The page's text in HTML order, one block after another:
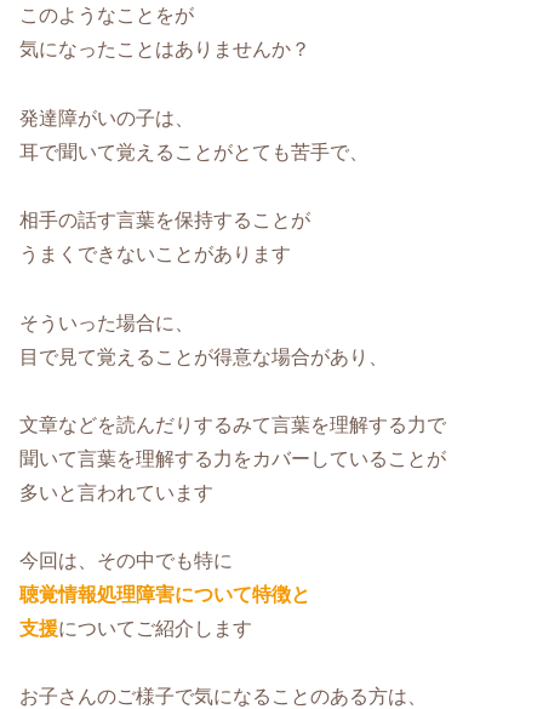
このようなことをが
気になったことはありませんか？
発達障がいの子は、
耳で聞いて覚えることがとても苦手で、
相手の話す言葉を保持することが
うまくできないことがあります
そういった場合に、
目で見て覚えることが得意な場合があり、
文章などを読んだりするみて言葉を理解する力で
聞いて言葉を理解する力をカバーしていることが
多いと言われています
今回は、その中でも特に
聴覚情報処理障害について特徴と
支援についてご紹介します
お子さんのご様子で気になることのある方は、